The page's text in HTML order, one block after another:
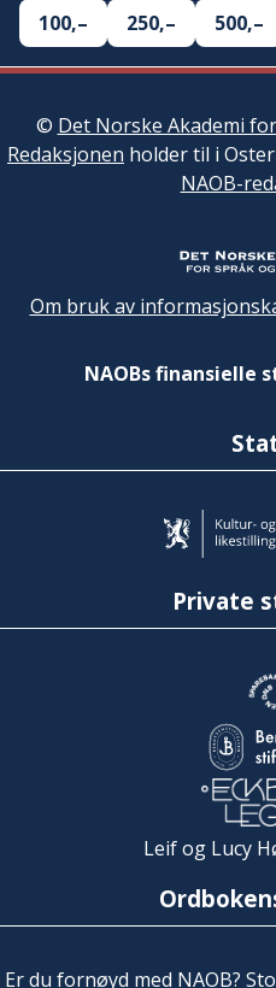
100,–
250,– 500,–
© Det Norske Akademi
Redaksjonen holder til i
NAOB-
Om bruk av
NAOBs finansielle
Private
Leif og Lucy
Er du fornøyd med NAOB?